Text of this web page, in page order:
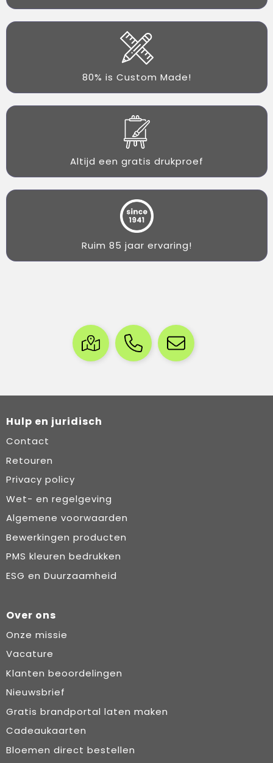
80% is Custom Made!
Altijd een gratis drukproef
Ruim 85 jaar ervaring!
Hulp en juridisch
Contact
Retouren
Privacy policy
Wet- en regelgeving
Algemene voorwaarden
Bewerkingen producten
PMS kleuren bedrukken
ESG en Duurzaamheid
Over ons
Onze missie
Vacature
Klanten beoordelingen
Nieuwsbrief
Gratis brandportal laten maken
Cadeaukaarten
Bloemen direct bestellen